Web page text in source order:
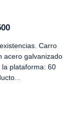
Carro
acero galvanizado
la plataforma: 60